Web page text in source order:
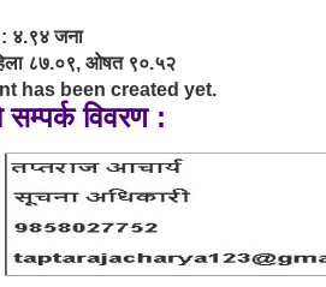
४.९४ जना
८७.०९, ओषत ९०.५२
has been created yet.
विवरण :